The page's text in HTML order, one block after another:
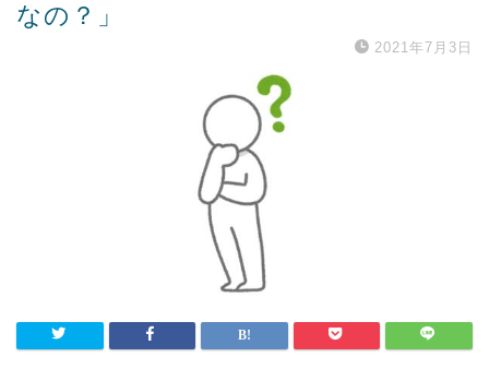
なの？」
2021年7月3日